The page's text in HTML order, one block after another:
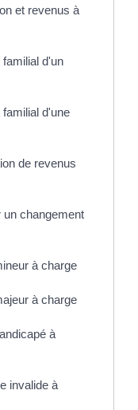
et revenus à
d'un
d'une
de revenus
un changement
à charge
à charge
à
invalide à